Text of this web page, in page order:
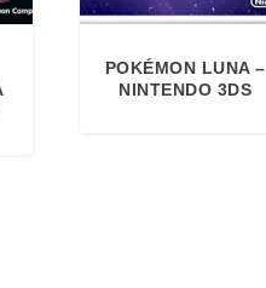
POKÉMON LUNA –
NINTENDO 3DS